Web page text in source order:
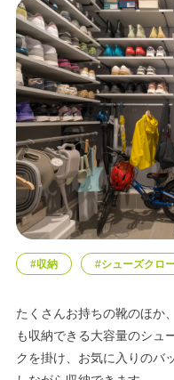
#収納 #シューズクロ
たくさんお持ちの靴のほか
も収納できる大容量のシュ
クを掛け、お気に入りのバ